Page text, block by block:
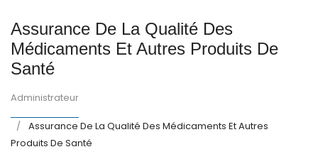
Assurance De La Qualité Des
Médicaments Et Autres Produits De
Santé
Administrateur
Assurance De La Qualité Des Médicaments Et Autres
Produits De Santé